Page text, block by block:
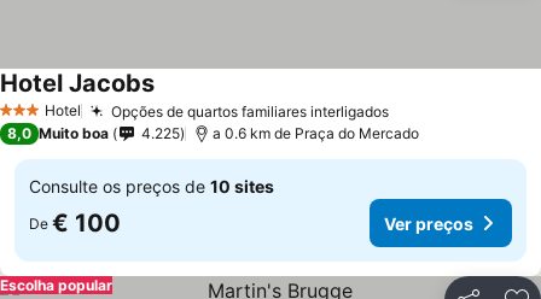
3 EstrelasHotel Opções de quartos familiares interligados
Hotel Jacobs
8,0 Muito boa 4.225 a 0.6 km de Praça do Mercado
Consulte os preços de 10 sites
De € 100 Ver preços
Escolha popular